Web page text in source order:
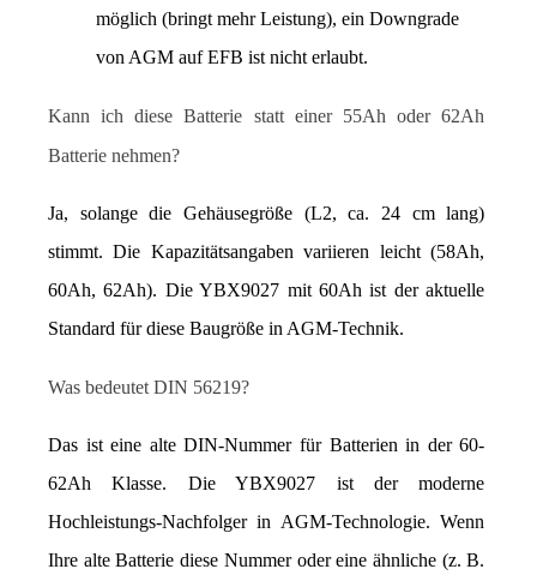
möglich (bringt mehr Leistung), ein Downgrade
von AGM auf EFB ist nicht erlaubt.
Kann ich diese Batterie statt einer 55Ah oder 62Ah
Batterie nehmen?
Ja, solange die Gehäusegröße (L2, ca. 24 cm lang)
stimmt. Die Kapazitätsangaben variieren leicht (58Ah,
60Ah, 62Ah). Die YBX9027 mit 60Ah ist der aktuelle
Standard für diese Baugröße in AGM-Technik.
Was bedeutet DIN 56219?
Das ist eine alte DIN-Nummer für Batterien in der 60-
62Ah Klasse. Die YBX9027 ist der moderne
Hochleistungs-Nachfolger in AGM-Technologie. Wenn
Ihre alte Batterie diese Nummer oder eine ähnliche (z. B.